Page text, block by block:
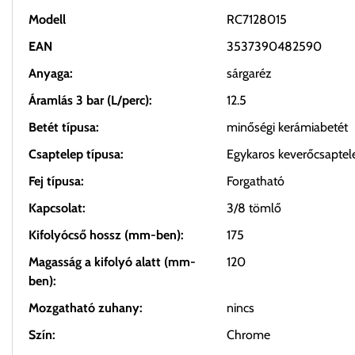
Modell
RC7128015
EAN
3537390482590
Anyaga:
sárgaréz
Áramlás 3 bar (L/perc):
12.5
Betét típusa:
minőségi kerámiabetét
Csaptelep típusa:
Egykaros
Fej típusa:
Forgatható
Kapcsolat:
3/8 tömlő
Kifolyócső hossz (mm-ben):
175
Magasság a kifolyó alatt (mm-
ben):
120
Mozgatható zuhany:
nincs
Szín:
Chrome